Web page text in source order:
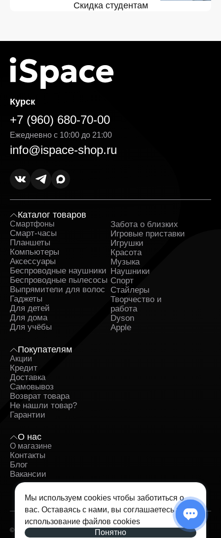
Скидка студентам
Мы используем cookies чтобы заботиться о
вас. Оставаясь с нами, вы соглашаетесь на
использование файлов cookies
Понятно
Курск
+7 (960) 680-70-00
Ежедневно с 10:00 до 21:00
info@ispace-shop.ru
Каталог товаров
Смартфоны
Смарт-часы
Планшеты
Компьютеры
Аксессуары
Беспроводные наушники
Беспроводные пылесосы
Выпрямители для волос
Гаджеты
Для детей
Для дома
Для учёбы
Забота о близких
Игровые приставки
Игрушки
Красота
Музыка
Наушники
Спорт
Стайлеры
Творчество и
работа
Dyson
Apple
Покупателям
Акции
Кредит
Доставка
Самовывоз
Возврат товара
Не нашли товар?
Гарантии
О нас
О магазине
Контакты
Блог
Вакансии
© 2026 — iSpace. Все права защищены.